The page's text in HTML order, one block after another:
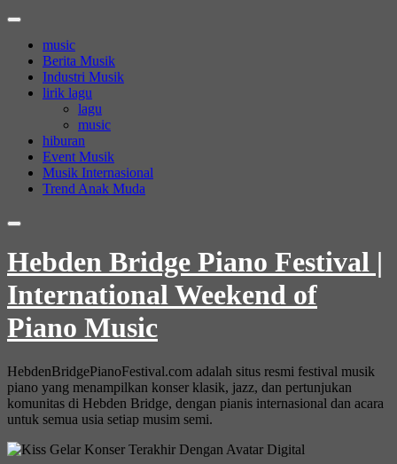
Skip
contentmusic
Berita Musik
Industri Musik
lirik lagu
lagu
music
hiburan
Event Musik
Musik Internasional
Trend Anak Muda
Hebden Bridge Piano Festival |
International Weekend of
Piano Music
HebdenBridgePianoFestival.com adalah situs resmi festival musik
piano yang menampilkan konser klasik, jazz, dan pertunjukan
komunitas di Hebden Bridge, dengan pianis internasional dan acara
untuk semua usia setiap musim semi.